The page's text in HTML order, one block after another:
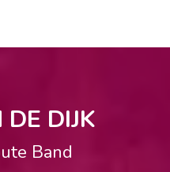
DIJK
Band